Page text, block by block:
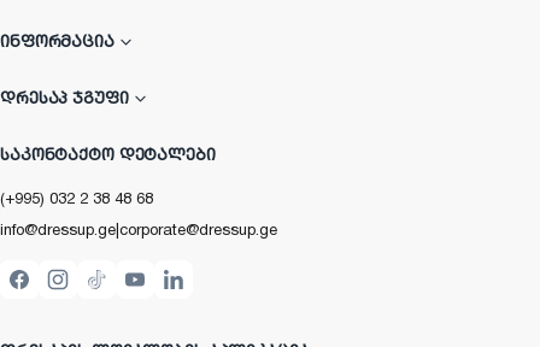
ᲘᲜᲤᲝᲠᲛᲐᲪᲘᲐ
ᲓᲠᲔᲡᲐᲞ ᲯᲒᲣᲤᲘ
ᲡᲐᲙᲝᲜᲢᲐᲥᲢᲝ ᲓᲔᲢᲐᲚᲔᲑᲘ
(+995) 032 2 38 48 68
info@dressup.ge|corporate@dressup.ge